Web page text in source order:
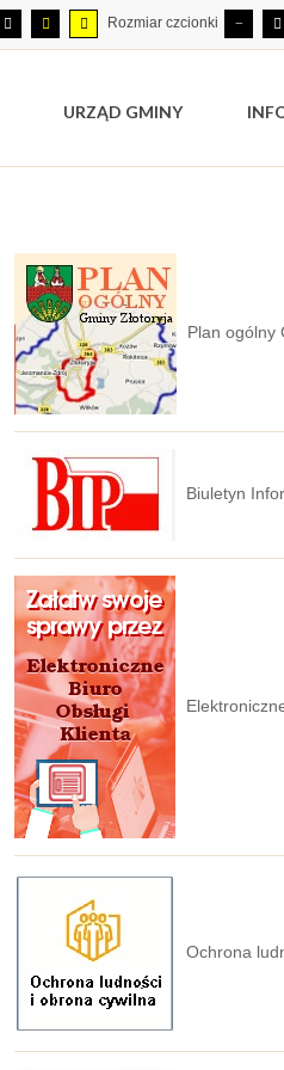
Rozmiar czcionki
URZĄD GMINY
Plan ogólny
Biuletyn
Ochrona